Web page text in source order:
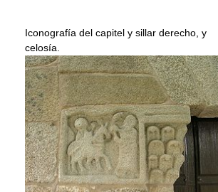
Iconografía del capitel y sillar derecho, y
celosía.